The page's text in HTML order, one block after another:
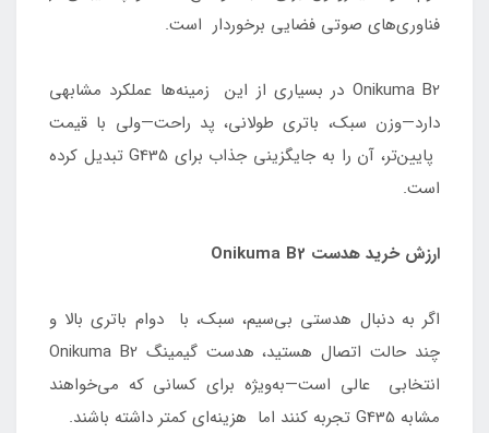
فناوری‌های صوتی فضایی برخوردار است.
Onikuma B2 در بسیاری از این زمینه‌ها عملکرد مشابهی
دارد—وزن سبک، باتری طولانی، پد راحت—ولی با قیمت
پایین‌تر، آن را به جایگزینی جذاب برای G435 تبدیل کرده
است.
ارزش خرید هدست Onikuma B2
اگر به دنبال هدستی بی‌سیم، سبک، با دوام باتری بالا و
چند حالت اتصال هستید، هدست گیمینگ Onikuma B2
انتخابی عالی است—به‌ویژه برای کسانی که می‌خواهند
مشابه G435 تجربه کنند اما هزینه‌ای کمتر داشته باشند.